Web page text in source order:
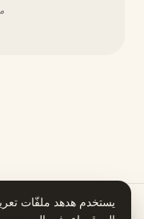
يستخدم هدهد ملفّات